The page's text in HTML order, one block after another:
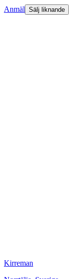
Anmäl Sälj liknande
Kirreman